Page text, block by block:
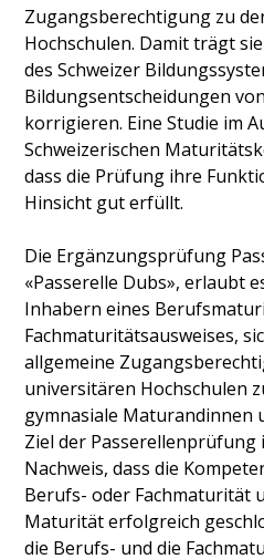
Zugangsberechtigung zu
Hochschulen. Damit trägt
des Schweizer
Bildungsentscheidungen
korrigieren. Eine Studie im
Schweizerischen
dass die Prüfung ihre
Hinsicht gut erfüllt.
Die Ergänzungsprüfung
«Passerelle Dubs», erlaubt
Inhabern eines
Fachmaturitätsausweises,
allgemeine
universitären Hochschulen
gymnasiale Maturandinnen
Ziel der Passerellenprüfung
Nachweis, dass die
Berufs- oder Fachmaturität
Maturität erfolgreich
die Berufs- und die